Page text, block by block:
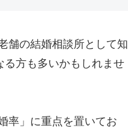
舗の結婚相談所として知
る方も多いかもしれませ
率」に重点を置いてお